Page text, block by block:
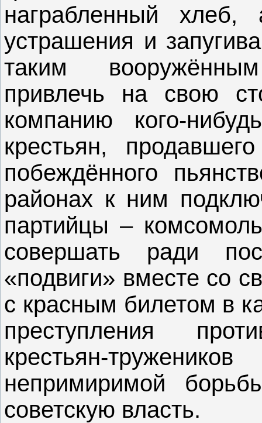
награбленный
устрашения и
таким
привлечь на свою
компанию кого-
крестьян,
побеждённого
районах к ним
партийцы –
совершать ради
«подвиги» вместе со
с красным билетом в
преступления
крестьян-
непримиримой
советскую власть.